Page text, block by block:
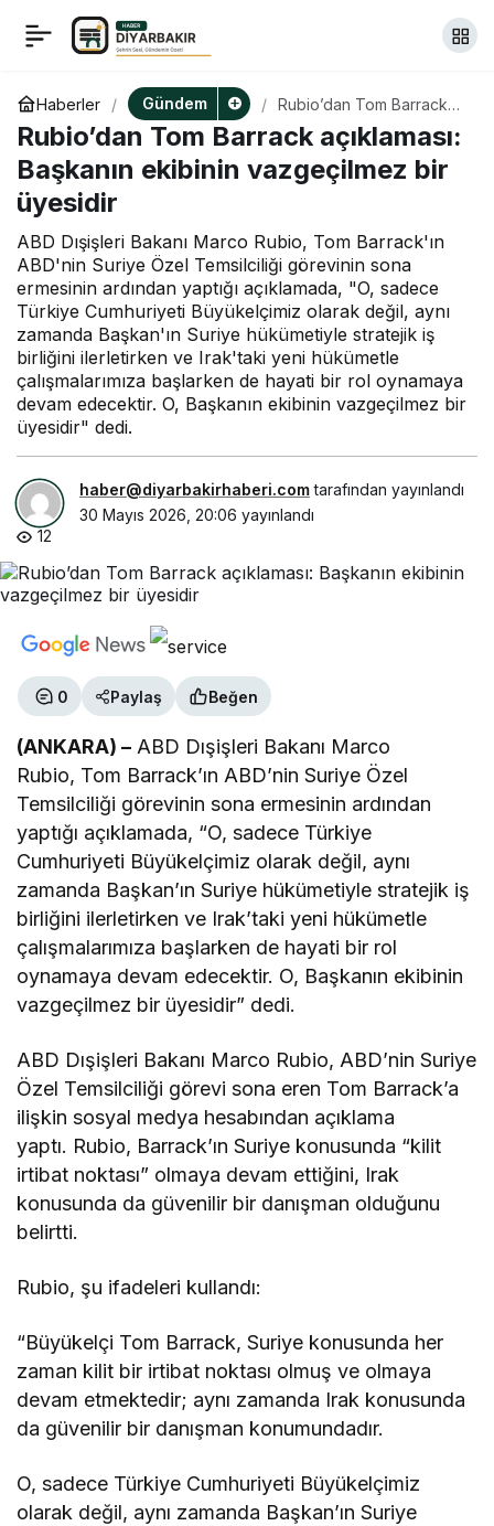
Haberler Gündem
Rubio’dan Tom Barrack
açıklaması: Başkanın
ekibinin vazgeçilmez bir
üyesidir
Rubio’dan Tom Barrack açıklaması:
Başkanın ekibinin vazgeçilmez bir
üyesidir
ABD Dışişleri Bakanı Marco Rubio, Tom Barrack'ın
ABD'nin Suriye Özel Temsilciliği görevinin sona
ermesinin ardından yaptığı açıklamada, "O, sadece
Türkiye Cumhuriyeti Büyükelçimiz olarak değil, aynı
zamanda Başkan'ın Suriye hükümetiyle stratejik iş
birliğini ilerletirken ve Irak'taki yeni hükümetle
çalışmalarımıza başlarken de hayati bir rol oynamaya
devam edecektir. O, Başkanın ekibinin vazgeçilmez bir
üyesidir" dedi.
haber@diyarbakirhaberi.comtarafından yayınlandı
30 Mayıs 2026, 20:06 yayınlandı
12
0 Paylaş Beğen
(ANKARA) – ABD Dışişleri Bakanı Marco
Rubio, Tom Barrack’ın ABD’nin Suriye Özel
Temsilciliği görevinin sona ermesinin ardından
yaptığı açıklamada, “O, sadece Türkiye
Cumhuriyeti Büyükelçimiz olarak değil, aynı
zamanda Başkan’ın Suriye hükümetiyle stratejik iş
birliğini ilerletirken ve Irak’taki yeni hükümetle
çalışmalarımıza başlarken de hayati bir rol
oynamaya devam edecektir. O, Başkanın ekibinin
vazgeçilmez bir üyesidir” dedi.
ABD Dışişleri Bakanı Marco Rubio, ABD’nin Suriye
Özel Temsilciliği görevi sona eren Tom Barrack’a
ilişkin sosyal medya hesabından açıklama
yaptı. Rubio, Barrack’ın Suriye konusunda “kilit
irtibat noktası” olmaya devam ettiğini, Irak
konusunda da güvenilir bir danışman olduğunu
belirtti.
Rubio, şu ifadeleri kullandı:
“Büyükelçi Tom Barrack, Suriye konusunda her
zaman kilit bir irtibat noktası olmuş ve olmaya
devam etmektedir; aynı zamanda Irak konusunda
da güvenilir bir danışman konumundadır.
O, sadece Türkiye Cumhuriyeti Büyükelçimiz
olarak değil, aynı zamanda Başkan’ın Suriye
Yavuz Ağıralioğlu: Yargı
kararları, siyaseti bu
denli örseleyecek bir
kırbaç gibi
kullanılmamalıdır
Paylaş